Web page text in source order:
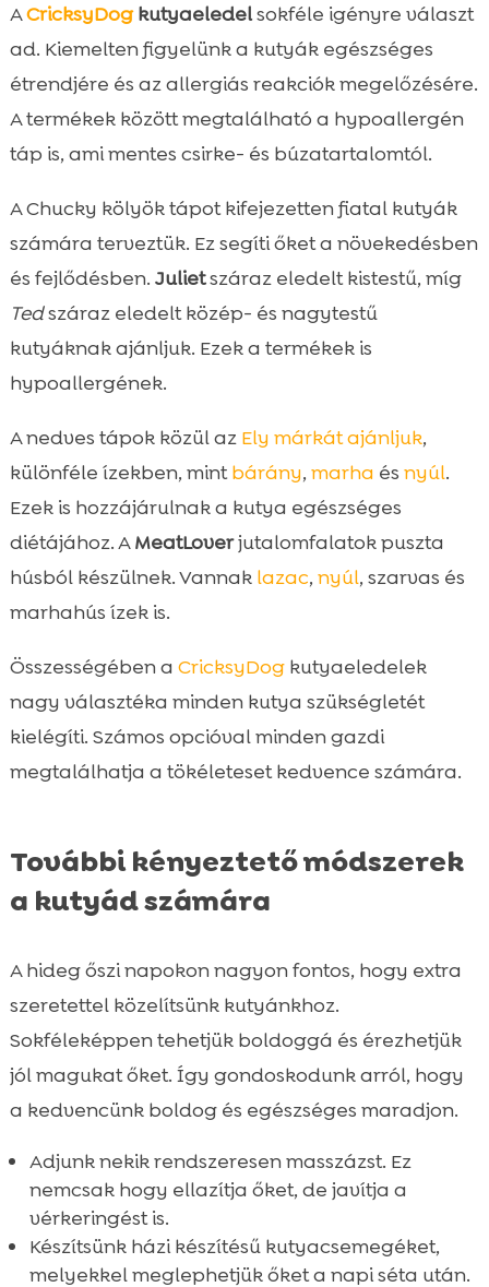
ACricksyDogkutyaeledelsokféle igényre választ
ad. Kiemelten figyelünk a kutyák egészséges
étrendjére és az allergiás reakciók megelőzésére.
A termékek között megtalálható a hypoallergén
táp is, ami mentes csirke- és búzatartalomtól.
A Chucky kölyök tápot kifejezetten fiatal kutyák
számára terveztük. Ez segíti őket a növekedésben
és fejlődésben. Julietszáraz eledelt kistestű, míg
Tedszáraz eledelt közép- és nagytestű
kutyáknak ajánljuk. Ezek a termékek is
hypoallergének.
A nedves tápok közül az Ely márkát ajánljuk,
különféle ízekben, mintbárány, marha és nyúl.
Ezek is hozzájárulnak a kutya egészséges
diétájához. AMeatLoverjutalomfalatok puszta
húsból készülnek. Vannak lazac, nyúl, szarvas és
marhahús ízek is.
Összességében a CricksyDogkutyaeledelek
nagy választéka minden kutya szükségletét
kielégíti. Számos opcióval minden gazdi
megtalálhatja a tökéleteset kedvence számára.
További kényeztető módszerek
a kutyád számára
A hideg őszi napokon nagyon fontos, hogy extra
szeretettel közelítsünk kutyánkhoz.
Sokféleképpen tehetjük boldoggá és érezhetjük
jól magukat őket. Így gondoskodunk arról, hogy
a kedvencünk boldog és egészséges maradjon.
Adjunk nekik rendszeresen masszázst. Ez
nemcsak hogy ellazítja őket, de javítja a
vérkeringést is.
Készítsünk házi készítésű kutyacsemegéket,
melyekkel meglephetjük őket a napi séta után.